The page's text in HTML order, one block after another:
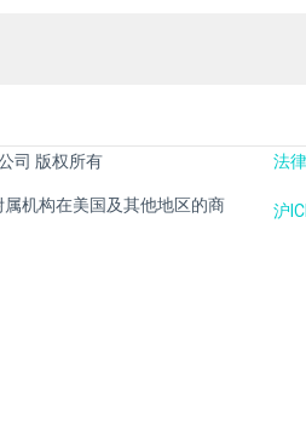
司 版权所有
机构在美国及其他地区的商
法
沪